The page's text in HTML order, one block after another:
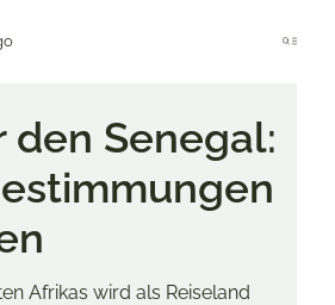
Menu
den Senegal:
Afrikas wird als Reiseland